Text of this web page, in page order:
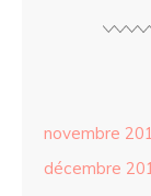
novembre
décembre